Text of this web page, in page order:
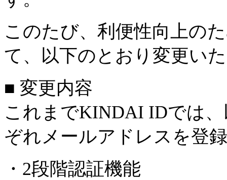
このたび、利便性向上の
て、以下のとおり変更い
■ 変更内容
これまでKINDAI IDでは
ぞれメールアドレスを登
・2段階認証機能